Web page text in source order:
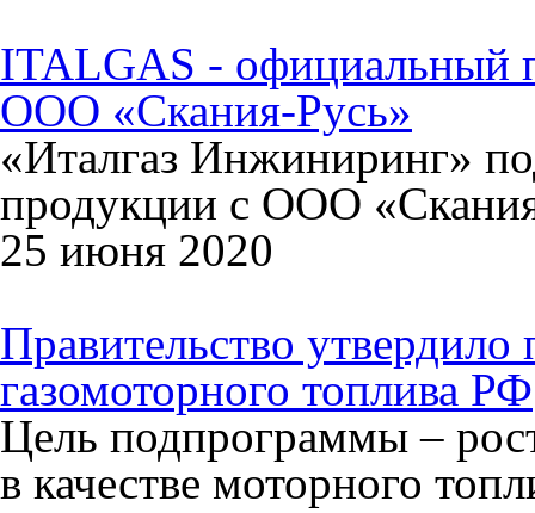
ITALGAS - официальный
ООО «Скания-Русь»
«Италгаз Инжиниринг»
продукции с ООО
25 июня 2020
Правительство
газомоторного топлива РФ
Цель подпрограммы –
в качестве моторного